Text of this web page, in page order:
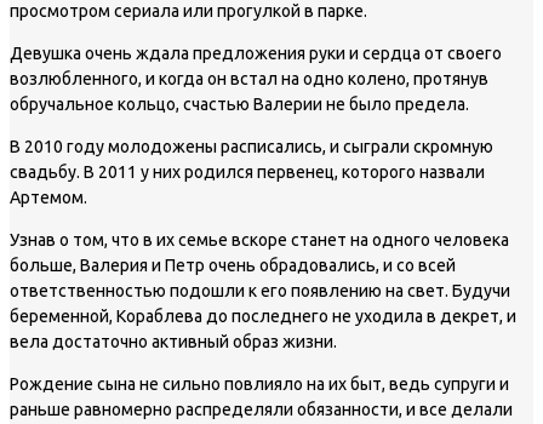
просмотром сериала или прогулкой в парке.
Девушка очень ждала предложения руки и сердца от своего
возлюбленного, и когда он встал на одно колено, протянув
обручальное кольцо, счастью Валерии не было предела.
В 2010 году молодожены расписались, и сыграли скромную
свадьбу. В 2011 у них родился первенец, которого назвали
Артемом.
Узнав о том, что в их семье вскоре станет на одного человека
больше, Валерия и Петр очень обрадовались, и со всей
ответственностью подошли к его появлению на свет. Будучи
беременной, Кораблева до последнего не уходила в декрет, и
вела достаточно активный образ жизни.
Рождение сына не сильно повлияло на их быт, ведь супруги и
раньше равномерно распределяли обязанности, и все делали